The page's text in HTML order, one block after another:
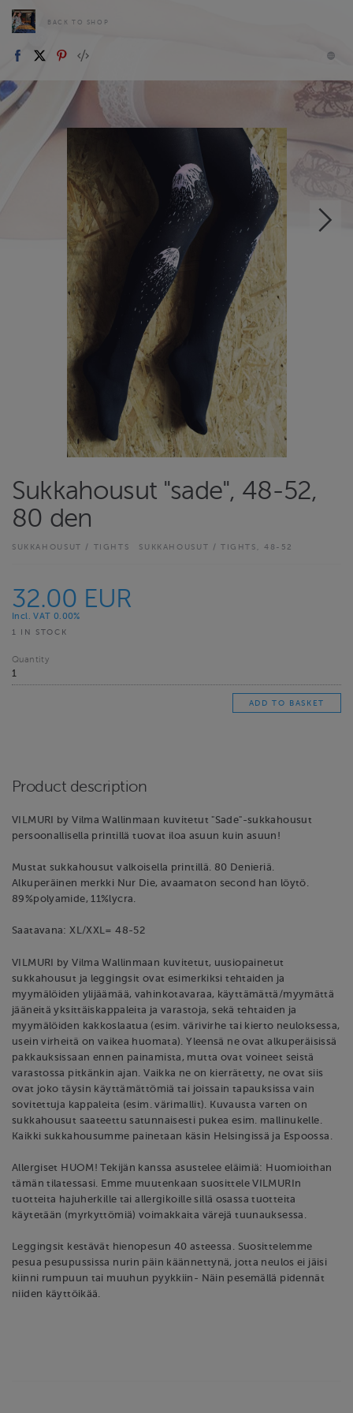
BACK TO SHOP
Sukkahousut "sade", 48-52,
80 den
SUKKAHOUSUT / TIGHTS SUKKAHOUSUT / TIGHTS, 48-52
32.00 EUR
Incl. VAT 0.00%
1 IN STOCK
Quantity
Product description
VILMURI by Vilma Wallinmaan kuvitetut "Sade"-sukkahousut
persoonallisella printillä tuovat iloa asuun kuin asuun!
Mustat sukkahousut valkoisella printillä. 80 Denieriä.
Alkuperäinen merkki Nur Die, avaamaton second han löytö.
89%polyamide, 11%lycra.
Saatavana: XL/XXL= 48-52
VILMURI by Vilma Wallinmaan kuvitetut, uusiopainetut
sukkahousut ja leggingsit ovat esimerkiksi tehtaiden ja
myymälöiden ylijäämää, vahinkotavaraa, käyttämättä/myymättä
jääneitä yksittäiskappaleita ja varastoja, sekä tehtaiden ja
myymälöiden kakkoslaatua (esim. värivirhe tai kierto neuloksessa,
usein virheitä on vaikea huomata). Yleensä ne ovat alkuperäisissä
pakkauksissaan ennen painamista, mutta ovat voineet seistä
varastossa pitkänkin ajan. Vaikka ne on kierrätetty, ne ovat siis
ovat joko täysin käyttämättömiä tai joissain tapauksissa vain
sovitettuja kappaleita (esim. värimallit). Kuvausta varten on
sukkahousut saateettu satunnaisesti pukea esim. mallinukelle.
Kaikki sukkahousumme painetaan käsin Helsingissä ja Espoossa.
Allergiset HUOM! Tekijän kanssa asustelee eläimiä: Huomioithan
tämän tilatessasi. Emme muutenkaan suosittele VILMURIn
tuotteita hajuherkille tai allergikoille sillä osassa tuotteita
käytetään (myrkyttömiä) voimakkaita värejä tuunauksessa.
Leggingsit kestävät hienopesun 40 asteessa. Suosittelemme
pesua pesupussissa nurin päin käännettynä, jotta neulos ei jäisi
kiinni rumpuun tai muuhun pyykkiin- Näin pesemällä pidennät
niiden käyttöikää.